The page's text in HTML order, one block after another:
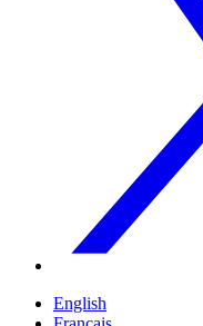
English